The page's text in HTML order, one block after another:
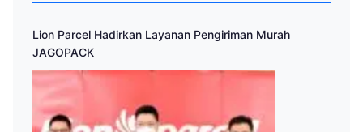
Lion Parcel Hadirkan Layanan Pengiriman Murah
JAGOPACK